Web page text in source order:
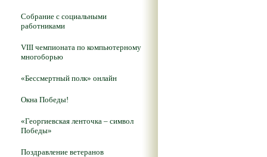
Собрание с социальными
работниками
VIII чемпионата по компьютерному
многоборью
«Бессмертный полк» онлайн
Окна Победы!
«Георгиевская ленточка – символ
Победы»
Поздравление ветеранов